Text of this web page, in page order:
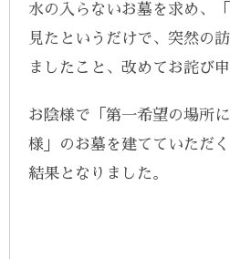
水の入らないお墓を求め、
見たというだけで、突然の
ましたこと、改めてお詫び申
お陰様で「第一希望の場所
様」のお墓を建てていただ
結果となりました。